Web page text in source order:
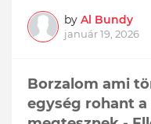
by Al Bundy
január 19, 2026
Borzalom ami
egység rohant